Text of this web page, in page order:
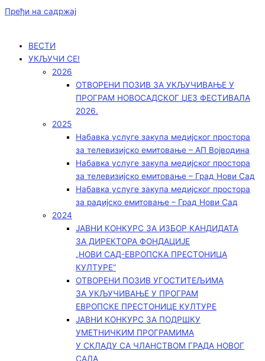
Пређи на садржај
ВЕСТИ
УКЉУЧИ СЕ!
2026
ОТВОРЕНИ ПОЗИВ ЗА УКЉУЧИВАЊЕ У
ПРОГРАМ НОВОСАДСКОГ ЏЕЗ ФЕСТИВАЛА
2026.
2025
Набавка услуге закупа медијског простора
за телевизијско емитовање – АП Војводинa
Набавка услуге закупа медијског простора
за телевизијско емитовање – Град Нови Сад
Набавка услуге закупа медијског простора
за радијско емитовање – Град Нови Сад
2024
ЈАВНИ КОНКУРС ЗА ИЗБОР КАНДИДАТА
ЗА ДИРЕКТОРА ФОНДАЦИЈЕ
„НОВИ САД-ЕВРОПСКА ПРЕСТОНИЦА
КУЛТУРЕ“
ОТВОРЕНИ ПОЗИВ УГОСТИТЕЉИМА
ЗА УКЉУЧИВАЊЕ У ПРОГРАМ
ЕВРОПСКЕ ПРЕСТОНИЦЕ КУЛТУРЕ
ЈАВНИ КОНКУРС ЗА ПОДРШКУ
УМЕТНИЧКИМ ПРОГРАМИМА
У СКЛАДУ СА ЧЛАНСТВОМ ГРАДА НОВОГ
САДА